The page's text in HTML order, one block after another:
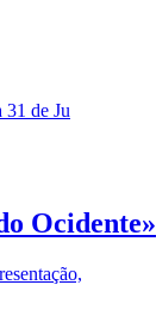
31 de Ju
Ocidente»